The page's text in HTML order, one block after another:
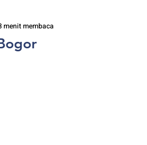
menit membaca